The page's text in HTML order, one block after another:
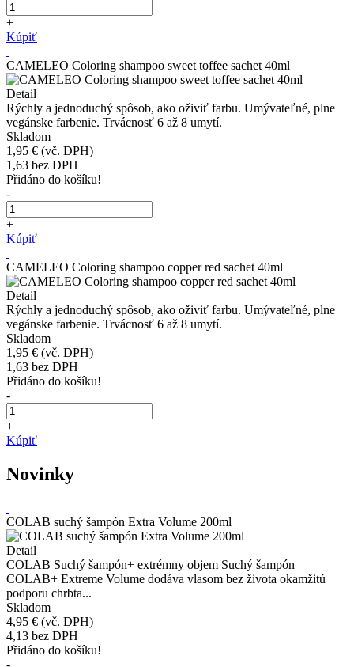
+
Kúpiť
CAMELEO Coloring shampoo sweet toffee sachet 40ml
Detail
Rýchly a jednoduchý spôsob, ako oživiť farbu. Umývateľné, plne
vegánske farbenie. Trvácnosť 6 až 8 umytí.
Skladom
1,95 € (vč. DPH)
1,63 bez DPH
Přidáno do košíku!
-
+
Kúpiť
CAMELEO Coloring shampoo copper red sachet 40ml
Detail
Rýchly a jednoduchý spôsob, ako oživiť farbu. Umývateľné, plne
vegánske farbenie. Trvácnosť 6 až 8 umytí.
Skladom
1,95 € (vč. DPH)
1,63 bez DPH
Přidáno do košíku!
-
+
Kúpiť
Novinky
COLAB suchý šampón Extra Volume 200ml
Detail
COLAB Suchý šampón+ extrémny objem Suchý šampón
COLAB+ Extreme Volume dodáva vlasom bez života okamžitú
podporu chrbta...
Skladom
4,95 € (vč. DPH)
4,13 bez DPH
Přidáno do košíku!